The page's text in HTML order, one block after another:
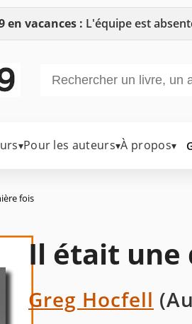
en vacances : L'équipe est
▾Pour les auteurs▾À propos▾
fois
Il était une
Greg Hocfell